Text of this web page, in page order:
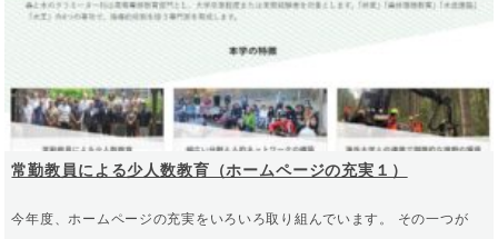
常勤教員による少人数教育（ホームページの充実１）
今年度、ホームページの充実をいろいろ取り組んでいます。 その一つが